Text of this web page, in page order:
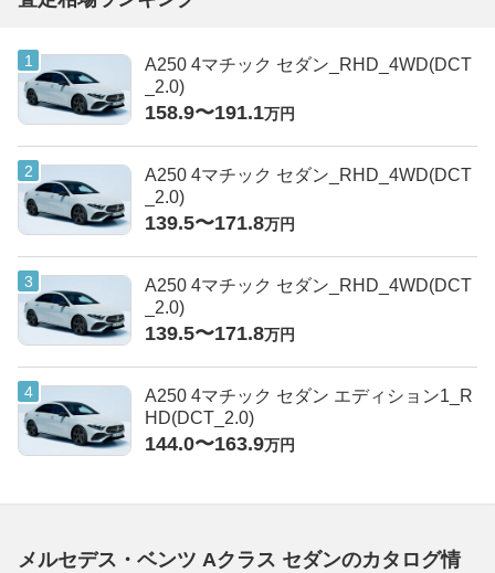
A250 4マチック セダン_RHD_4WD(DCT
_2.0)
158.9〜191.1万円
A250 4マチック セダン_RHD_4WD(DCT
_2.0)
139.5〜171.8万円
A250 4マチック セダン_RHD_4WD(DCT
_2.0)
139.5〜171.8万円
A250 4マチック セダン エディション1_R
HD(DCT_2.0)
144.0〜163.9万円
メルセデス・ベンツ Aクラス セダンのカタログ情